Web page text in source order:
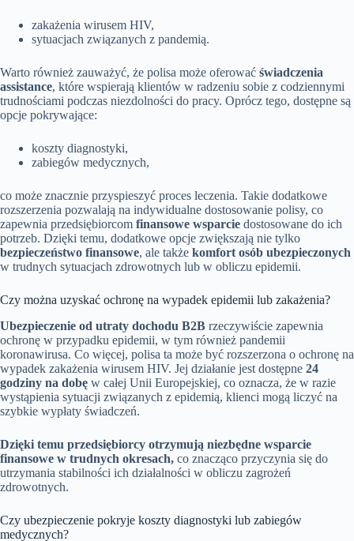
zakażenia wirusem HIV,
sytuacjach związanych z pandemią.
Warto również zauważyć, że polisa może oferować świadczenia
assistance, które wspierają klientów w radzeniu sobie z codziennymi
trudnościami podczas niezdolności do pracy. Oprócz tego, dostępne są
opcje pokrywające:
koszty diagnostyki,
zabiegów medycznych,
co może znacznie przyspieszyć proces leczenia. Takie dodatkowe
rozszerzenia pozwalają na indywidualne dostosowanie polisy, co
zapewnia przedsiębiorcom finansowe wsparcie dostosowane do ich
potrzeb. Dzięki temu, dodatkowe opcje zwiększają nie tylko
bezpieczeństwo finansowe, ale także komfort osób ubezpieczonych
w trudnych sytuacjach zdrowotnych lub w obliczu epidemii.
Czy można uzyskać ochronę na wypadek epidemii lub zakażenia?
Ubezpieczenie od utraty dochodu B2B rzeczywiście zapewnia
ochronę w przypadku epidemii, w tym również pandemii
koronawirusa. Co więcej, polisa ta może być rozszerzona o ochronę na
wypadek zakażenia wirusem HIV. Jej działanie jest dostępne 24
godziny na dobę w całej Unii Europejskiej, co oznacza, że w razie
wystąpienia sytuacji związanych z epidemią, klienci mogą liczyć na
szybkie wypłaty świadczeń.
Dzięki temu przedsiębiorcy otrzymują niezbędne wsparcie
finansowe w trudnych okresach, co znacząco przyczynia się do
utrzymania stabilności ich działalności w obliczu zagrożeń
zdrowotnych.
Czy ubezpieczenie pokryje koszty diagnostyki lub zabiegów
medycznych?